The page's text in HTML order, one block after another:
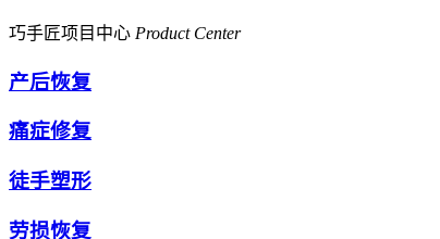
巧手匠项目中心 Product Center
产后恢复
痛症修复
徒手塑形
劳损恢复